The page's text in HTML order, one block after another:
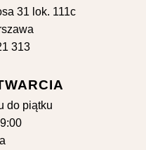
31 lok. 111c
313
do piątku